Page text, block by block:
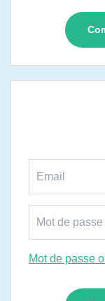
Mot de passe